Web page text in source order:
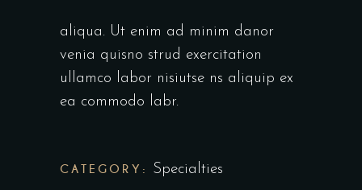
aliqua. Ut enim ad minim danor
venia quisno strud exercitation
ullamco labor nisiutse ns aliquip ex
ea commodo labr.
CATEGORY: Specialties